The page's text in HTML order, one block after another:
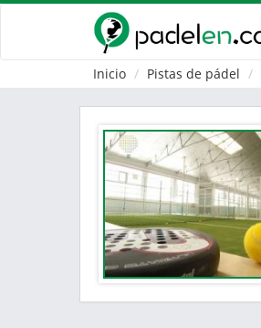
Inicio Pistas de pádel